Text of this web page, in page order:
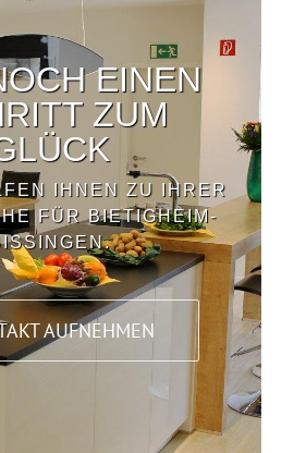
EINEN
ZUM
IHNEN ZU IHRER
FÜR BIETIGHEIM-
AUFNEHMEN